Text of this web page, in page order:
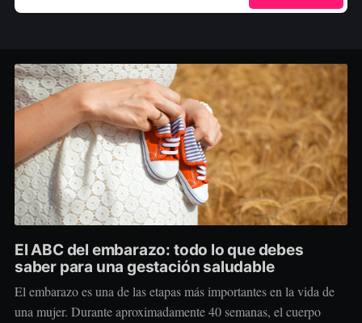
El ABC del embarazo: todo lo que debes
saber para una gestación saludable
El embarazo es una de las etapas más importantes en la vida de
una mujer. Durante aproximadamente 40 semanas, el cuerpo